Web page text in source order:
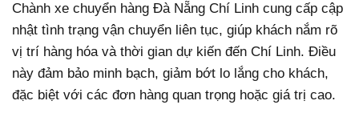
Chành xe chuyển hàng Đà Nẵng Chí Linh cung cấp cập
nhật tình trạng vận chuyển liên tục, giúp khách nắm rõ
vị trí hàng hóa và thời gian dự kiến đến Chí Linh. Điều
này đảm bảo minh bạch, giảm bớt lo lắng cho khách,
đặc biệt với các đơn hàng quan trọng hoặc giá trị cao.